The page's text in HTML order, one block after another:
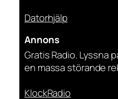
Datorhjälp
Annons
Gratis Radio. Lyssna
en massa störande
KlockRadio